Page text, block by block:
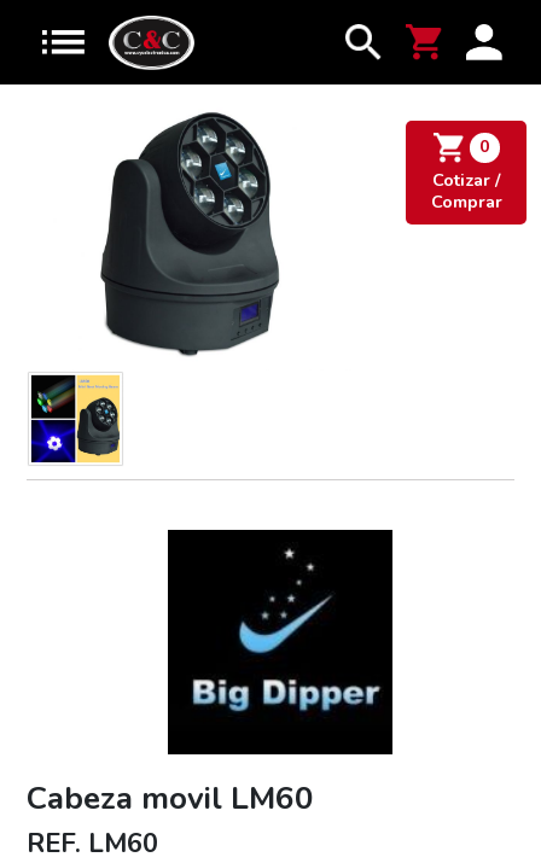
0
Cotizar /
Comprar
Cabeza movil LM60
REF. LM60